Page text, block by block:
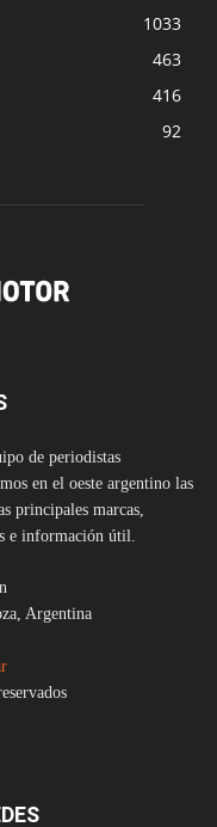
1033
463
416
92
de periodistas
en el oeste argentino las
principales marcas,
e información útil.
Argentina